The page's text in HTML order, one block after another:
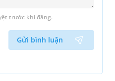
trước khi đăng.
Gửi bình luận